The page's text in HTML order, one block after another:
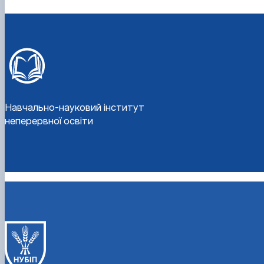
Навчально-науковий інститут
неперервної освіти